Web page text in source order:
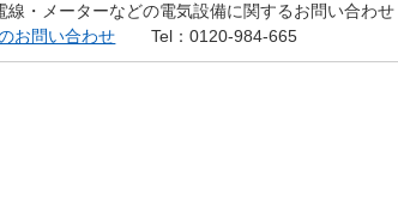
線・メーターなどの電気設備に関するお問い合わせ
お問い合わせ
Tel：0120-984-665